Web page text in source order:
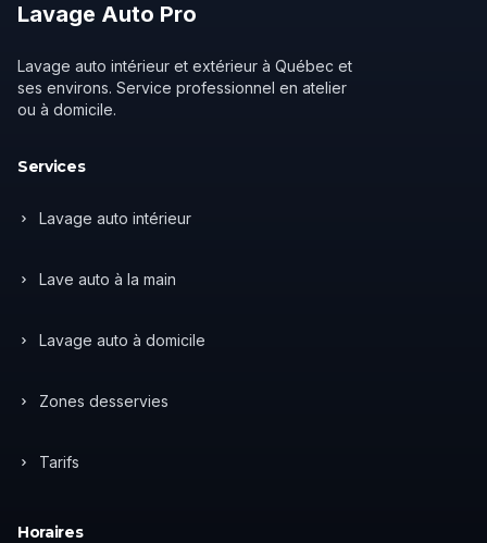
Lavage Auto Pro
Lavage auto intérieur et extérieur à Québec et
ses environs. Service professionnel en atelier
ou à domicile.
Services
Lavage auto intérieur
Lave auto à la main
Lavage auto à domicile
Zones desservies
Tarifs
Horaires